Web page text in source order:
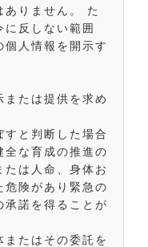
ありません。 た
反しない範囲
個人情報を開示す
たは提供を求め
と判断した場合
全な育成の推進の
たは人命、身体お
危険があり緊急の
承諾を得ることが
またはその委託を